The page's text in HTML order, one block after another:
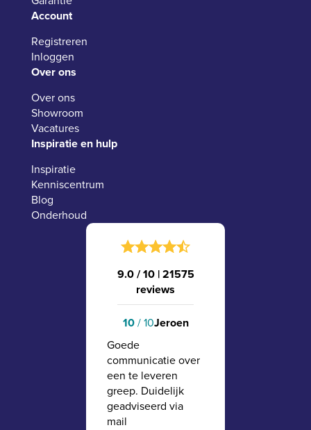
Account
Registreren
Inloggen
Over ons
Over ons
Showroom
Vacatures
Inspiratie en hulp
Inspiratie
Kenniscentrum
Blog
Onderhoud
9.0 / 10 |21575
reviews
10/ 10Jeroen
Goede
communicatie over
een te leveren
greep. Duidelijk
geadviseerd via
mail